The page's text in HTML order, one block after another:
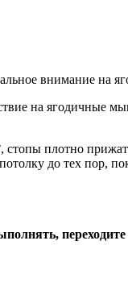
внимание на
на ягодичные
плотно
до тех пор,